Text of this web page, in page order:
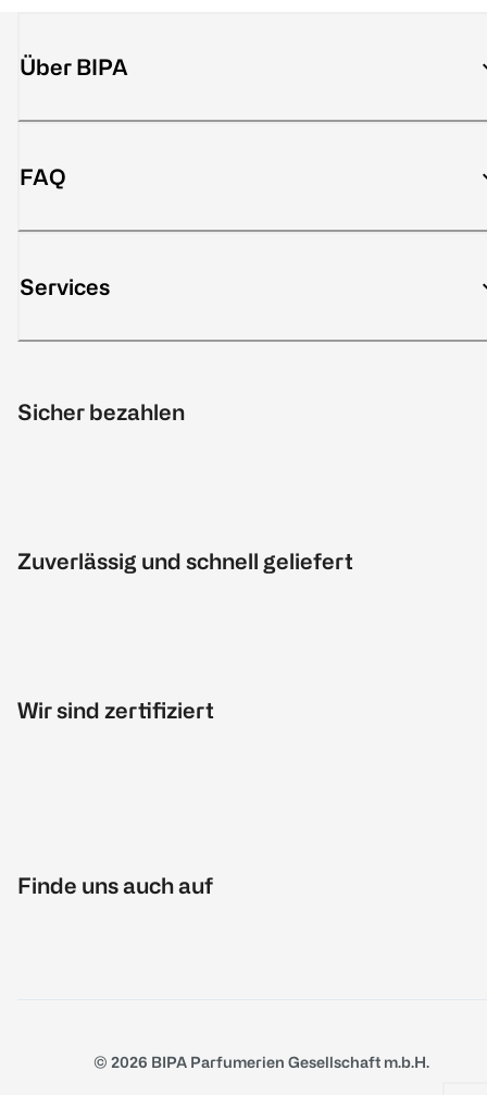
Über BIPA
FAQ
Services
Sicher bezahlen
Zuverlässig und schnell geliefert
Wir sind zertifiziert
Finde uns auch auf
© 2026 BIPA Parfumerien Gesellschaft m.b.H.